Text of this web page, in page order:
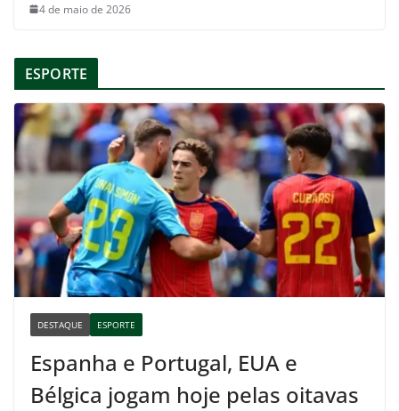
4 de maio de 2026
ESPORTE
DESTAQUE ESPORTE
Espanha e Portugal, EUA e
Bélgica jogam hoje pelas oitavas